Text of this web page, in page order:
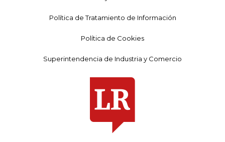
Política de Tratamiento de Información
Política de Cookies
Superintendencia de Industria y Comercio